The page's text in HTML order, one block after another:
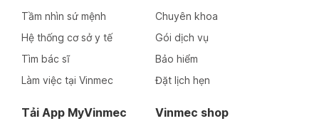
Tầm nhìn sứ mệnh
Hệ thống cơ sở y tế
Tìm bác sĩ
Làm việc tại Vinmec
Chuyên khoa
Gói dịch vụ
Bảo hiểm
Đặt lịch hẹn
Tải App MyVinmec Vinmec shop